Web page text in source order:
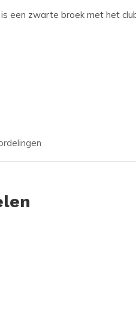
een zwarte broek met het